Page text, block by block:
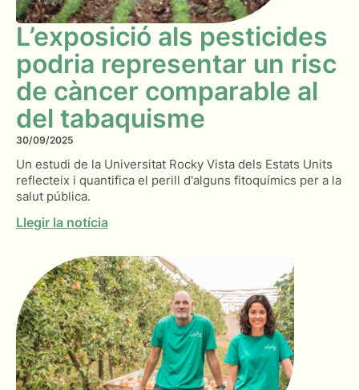
L’exposició als pesticides
podria representar un risc
de càncer comparable al
del tabaquisme
30/09/2025
Un estudi de la Universitat Rocky Vista dels Estats Units
reflecteix i quantifica el perill d'alguns fitoquímics per a la
salut pública.
Llegir la notícia